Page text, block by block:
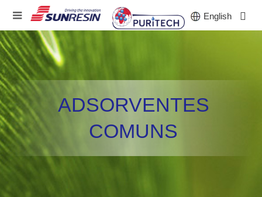
English
EMPRESA
PRODUTOS
INDÚSTRIA
INVESTIDORES
ADSORVENTES
COMUNS